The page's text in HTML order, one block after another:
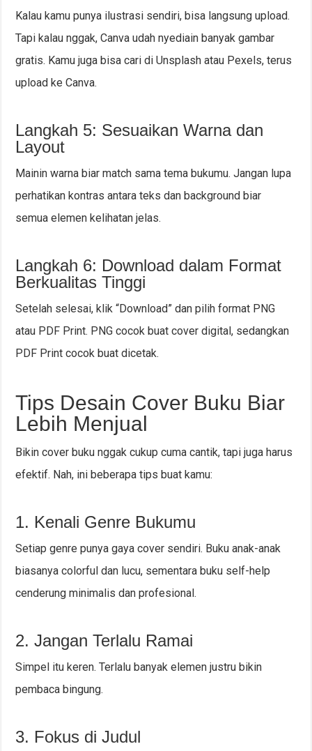
Kalau kamu punya ilustrasi sendiri, bisa langsung upload.
Tapi kalau nggak, Canva udah nyediain banyak gambar
gratis. Kamu juga bisa cari di Unsplash atau Pexels, terus
upload ke Canva.
Langkah 5: Sesuaikan Warna dan
Layout
Mainin warna biar match sama tema bukumu. Jangan lupa
perhatikan kontras antara teks dan background biar
semua elemen kelihatan jelas.
Langkah 6: Download dalam Format
Berkualitas Tinggi
Setelah selesai, klik “Download” dan pilih format PNG
atau PDF Print. PNG cocok buat cover digital, sedangkan
PDF Print cocok buat dicetak.
Tips Desain Cover Buku Biar
Lebih Menjual
Bikin cover buku nggak cukup cuma cantik, tapi juga harus
efektif. Nah, ini beberapa tips buat kamu:
1. Kenali Genre Bukumu
Setiap genre punya gaya cover sendiri. Buku anak-anak
biasanya colorful dan lucu, sementara buku self-help
cenderung minimalis dan profesional.
2. Jangan Terlalu Ramai
Simpel itu keren. Terlalu banyak elemen justru bikin
pembaca bingung.
3. Fokus di Judul